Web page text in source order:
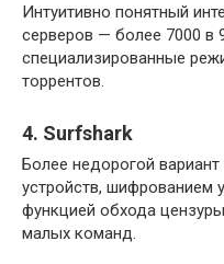
Интуитивно понятный
серверов — более 7000 в
специализированные
торрентов.
4. Surfshark
Более недорогой
устройств, шифрованием
функцией обхода
малых команд.